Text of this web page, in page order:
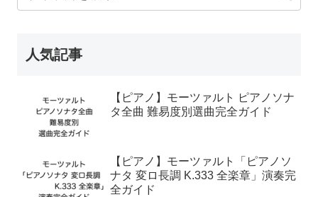
人気記事
【ピアノ】モーツァルト ピアノソナ
タ全曲 難易度別選曲完全ガイド
【ピアノ】モーツァルト「ピアノソ
ナタ 変ロ長調 K.333 全楽章」演奏完
全ガイド